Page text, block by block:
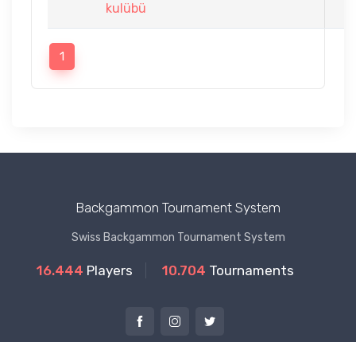
kulübü
1
Backgammon Tournament System
Swiss Backgammon Tournament System
16.444 Players 10.704 Tournaments